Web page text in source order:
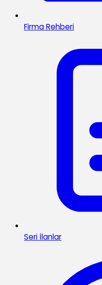
Firma Rehberi
Seri İlanlar